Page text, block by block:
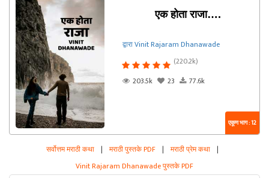
एक होता राजा….
द्वारा Vinit Rajaram Dhanawade
(220.2k)
203.5k
23 77.6k
एकूण भाग : 12
सर्वोत्तम मराठी कथा | मराठी पुस्तके PDF | मराठी प्रेम कथा |
Vinit Rajaram Dhanawade पुस्तके PDF